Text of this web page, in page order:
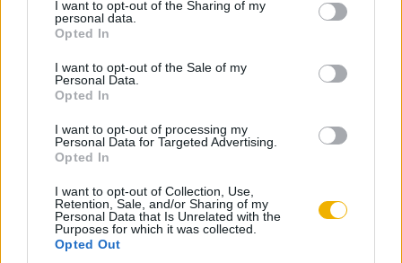
not limited to your visit or usage behaviour. You may click to
grant or deny consent to Google and its third-party tags to
use your data for below specified purposes in below Google
consent section.
I want to opt-out of the Sharing of my
personal data.
Opted In
I want to opt-out of the Sale of my
Personal Data.
Opted In
I want to opt-out of processing my
Personal Data for Targeted Advertising.
Opted In
I want to opt-out of Collection, Use,
Retention, Sale, and/or Sharing of my
Personal Data that Is Unrelated with the
Purposes for which it was collected.
Opted Out
Online-on, kattintson ide:BELÉPÉS.
Ha még nem
rendelkezik felhasználói fiókkal, kattintson ide:
Szerző
Kerepeszki Róbert